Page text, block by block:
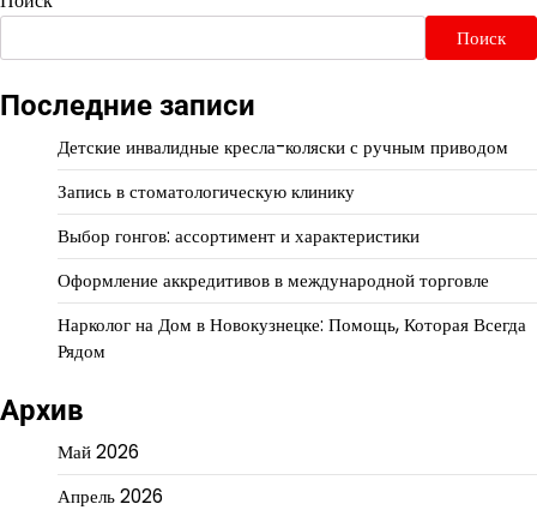
Поиск
Последние записи
Детские инвалидные кресла-коляски с ручным приводом
Запись в стоматологическую клинику
Выбор гонгов: ассортимент и характеристики
Оформление аккредитивов в международной торговле
Нарколог на Дом в Новокузнецке: Помощь, Которая Всегда
Рядом
Архив
Май 2026
Апрель 2026